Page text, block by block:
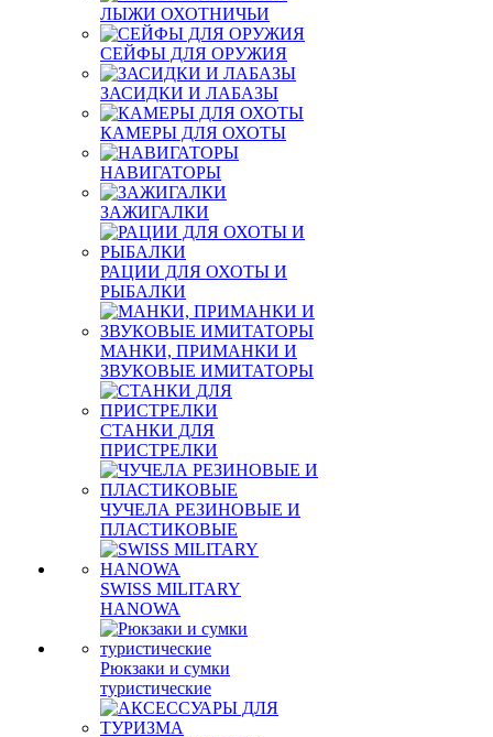
ЛЫЖИ ОХОТНИЧЬИ
СЕЙФЫ ДЛЯ ОРУЖИЯ
ЗАСИДКИ И ЛАБАЗЫ
КАМЕРЫ ДЛЯ ОХОТЫ
НАВИГАТОРЫ
ЗАЖИГАЛКИ
РАЦИИ ДЛЯ ОХОТЫ И
РЫБАЛКИ
МАНКИ, ПРИМАНКИ И
ЗВУКОВЫЕ ИМИТАТОРЫ
СТАНКИ ДЛЯ
ПРИСТРЕЛКИ
ЧУЧЕЛА РЕЗИНОВЫЕ И
ПЛАСТИКОВЫЕ
SWISS MILITARY
HANOWA
Рюкзаки и сумки
туристические